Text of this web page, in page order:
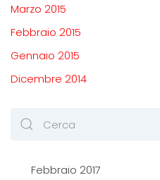
Marzo 2015
Febbraio 2015
Gennaio 2015
Dicembre 2014
Febbraio 2017